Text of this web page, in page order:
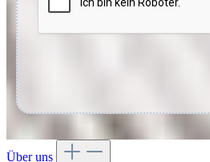
Über uns